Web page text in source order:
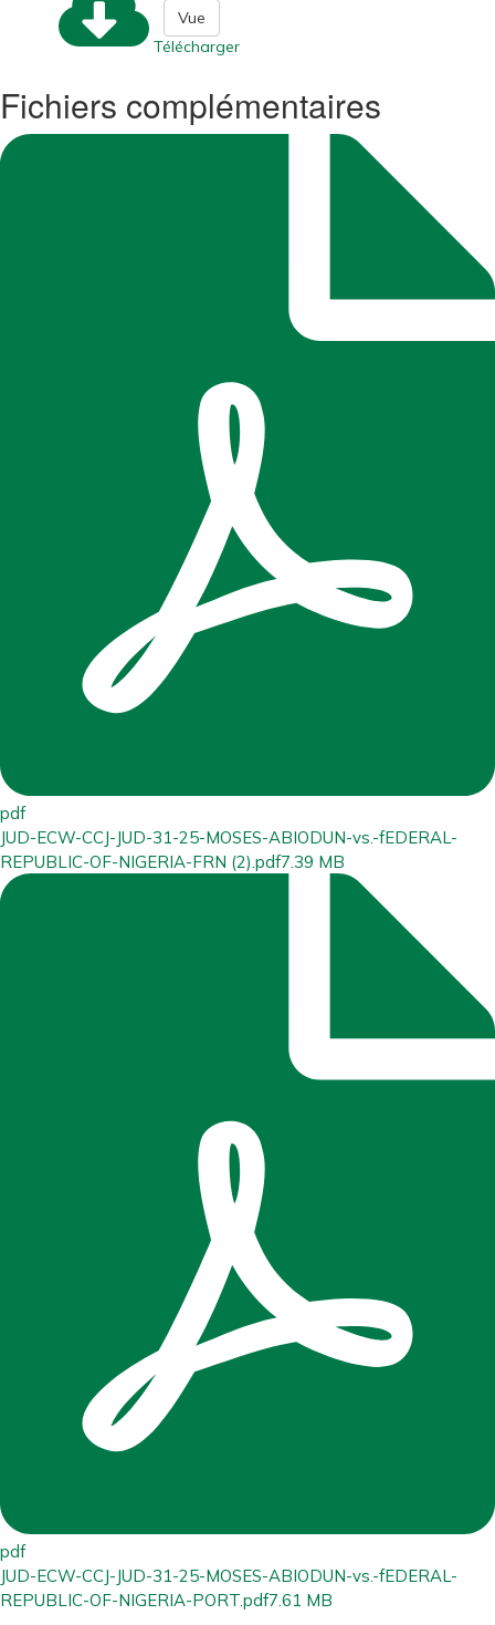
Télécharger
Vue
Fichiers complémentaires
pdf
JUD-ECW-CCJ-JUD-31-25-MOSES-ABIODUN-vs.-fEDERAL-
REPUBLIC-OF-NIGERIA-FRN (2).pdf7.39 MB
pdf
JUD-ECW-CCJ-JUD-31-25-MOSES-ABIODUN-vs.-fEDERAL-
REPUBLIC-OF-NIGERIA-PORT.pdf7.61 MB